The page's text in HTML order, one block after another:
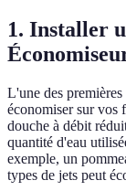
1. Installer
L'une des
économiser sur vos
douche à débit
quantité d'eau
exemple, un
types de jets peut